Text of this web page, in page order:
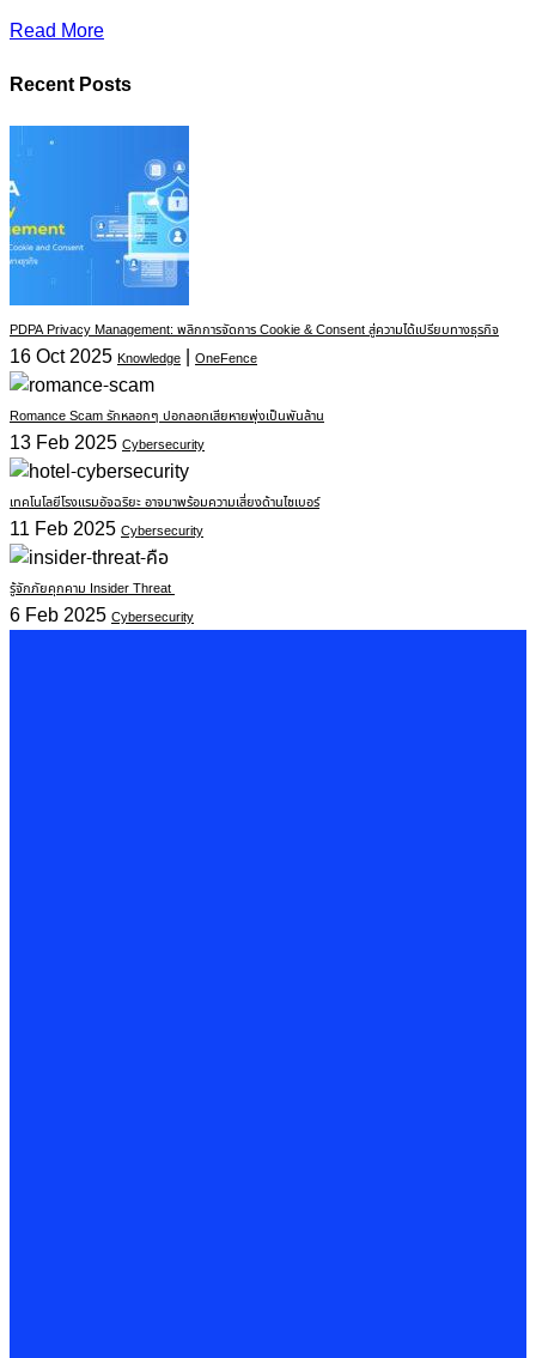
Read More
Recent Posts
PDPA Privacy Management: พลิกการจัดการ Cookie & Consent สู่ความได้เปรียบทางธุรกิจ
16 Oct 2025 Knowledge | OneFence
Romance Scam รักหลอกๆ ปอกลอกเสียหายพุ่งเป็นพันล้าน
13 Feb 2025 Cybersecurity
เทคโนโลยีโรงแรมอัจฉริยะ อาจมาพร้อมความเสี่ยงด้านไซเบอร์
11 Feb 2025 Cybersecurity
รู้จักภัยคุกคาม Insider Threat
6 Feb 2025 Cybersecurity